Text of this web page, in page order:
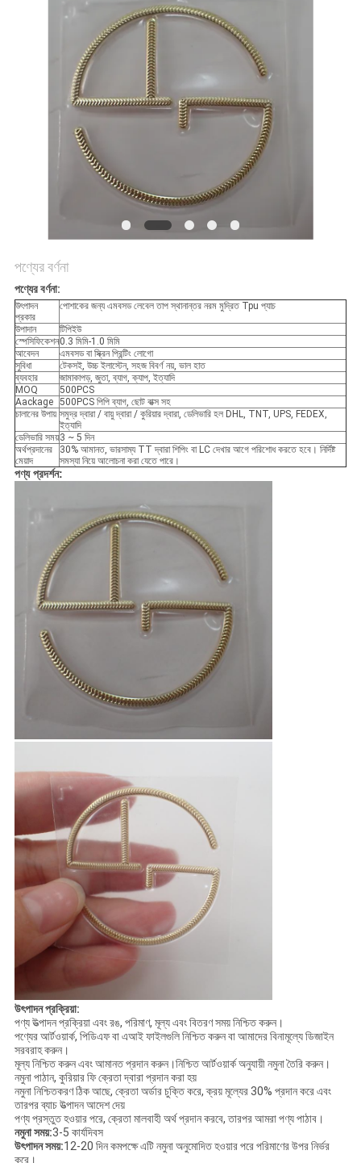
PRIVACY
POLICY
পণ্যের বর্ণনা
পণ্যের বর্ণনা:
উৎপাদন
প্রকার
পোশাকের জন্য এমবসড লেবেল তাপ স্থানান্তর নরম মুদ্রিত Tpu প্যাচ
উপাদান
টিপিইউ
স্পেসিফিকেশন0.3 মিমি-1.0 মিমি
আবেদন
এমবসড বা স্ক্রিন প্রিন্টিং লোগো
সুবিধা
টেকসই, উচ্চ ইলাস্টেন, সহজ বিবর্ণ নয়, ভাল হাত
ব্যবহার
জামাকাপড়, জুতা, ব্যাগ, ক্যাপ, ইত্যাদি
MOQ
500PCS
Aackage 500PCS পিপি ব্যাগ, ছোট বাক্স সহ
চালানের উপায় সমুদ্র দ্বারা / বায়ু দ্বারা / কুরিয়ার দ্বারা, ডেলিভারি হল DHL, TNT, UPS, FEDEX,
ইত্যাদি
ডেলিভারি সময়3 ~ 5 দিন
অর্থপ্রদানের
মেয়াদ
30% আমানত, ভারসাম্য TT দ্বারা শিপিং বা LC দেখার আগে পরিশোধ করতে হবে। নির্দিষ্ট
সমস্যা নিয়ে আলোচনা করা যেতে পারে।
পণ্য প্রদর্শন:
উৎপাদন প্রক্রিয়া:
পণ্য উত্পাদন প্রক্রিয়া এবং রঙ, পরিমাণ, মূল্য এবং বিতরণ সময় নিশ্চিত করুন।
পণ্যের আর্টওয়ার্ক, পিডিএফ বা এআই ফাইলগুলি নিশ্চিত করুন বা আমাদের বিনামূল্যে ডিজাইন
সরবরাহ করুন।
মূল্য নিশ্চিত করুন এবং আমানত প্রদান করুন।নিশ্চিত আর্টওয়ার্ক অনুযায়ী নমুনা তৈরি করুন।
নমুনা পাঠান, কুরিয়ার ফি ক্রেতা দ্বারা প্রদান করা হয়
নমুনা নিশ্চিতকরণ ঠিক আছে, ক্রেতা অর্ডার চুক্তি করে, ক্রয় মূল্যের 30% প্রদান করে এবং
তারপর ব্যাচ উত্পাদন আদেশ দেয়
পণ্য প্রস্তুত হওয়ার পরে, ক্রেতা মালবাহী অর্থ প্রদান করবে, তারপর আমরা পণ্য পাঠাব।
নমুনা সময়:3-5 কার্যদিবস
উৎপাদন সময়:12-20 দিন কমপক্ষে এটি নমুনা অনুমোদিত হওয়ার পরে পরিমাণের উপর নির্ভর
করে।